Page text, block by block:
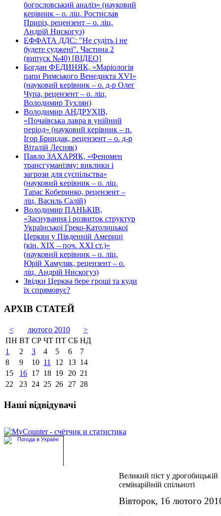
богословський аналіз» (науковий
керівник – о. ліц. Ростислав
Приріз, рецензент – о. ліц.
Андрій Нискогуз)
ЕФФАТА ДДС: "Не судіть і не
будете суджені". Частина 2
(випуск №40) [ВІДЕО]
Богдан ФЕДИНЯК, «Маріологія
папи Римського Венедикта XVI»
(науковий керівник – о. д-р Олег
Чупа, рецензент – о. ліц.
Володимир Тухлян)
Володимир АНДРУХІВ,
«Почаївська лавра в унійний
період» (науковий керівник – п.
Ігор Бриндак, рецензент – о. д-р
Віталій Лесняк)
Павло ЗАХАРЯК, «Феномен
трансгуманізму: виклики і
загрози для суспільства»
(науковий керівник – о. ліц.
Тарас Коберинко, рецензент –
ліц. Василь Салій)
Володимир ПАНЬКІВ,
«Заснування і розвиток структур
Української Греко-Католицької
Церкви у Південній Америці
(кін. ХІХ – поч. ХХІ ст.)»
(науковий керівник – о. ліц.
Юрій Хамуляк, рецензент – о.
ліц. Андрій Нискогуз)
Звідки Церква бере гроші та куди
їх спрямовує?
АРХІВ СТАТЕЙ
< лютого 2010
>
ПН ВТ СР ЧТ ПТ СБ НД
1
2 3 4 5 6
7
8
9 10 11 12 13 14
15
16 17 18 19 20 21
22
23 24 25 26 27 28
Наші відвідувачі
Великий піст у дрогобицькій
семінарійній спільноті
Вівторок, 16 лютого